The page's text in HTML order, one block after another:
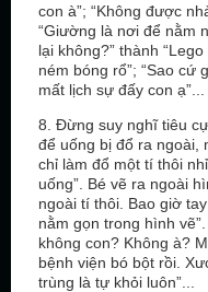
con à”; “Không được
“Giường là nơi để nằm
lại không?” thành
ném bóng rổ”; “Sao cứ
mất lịch sự đấy con ạ”...
8. Đừng suy nghĩ tiêu
để uống bị đổ ra ngoài,
chỉ làm đổ một tí thôi
uống”. Bé vẽ ra ngoài
ngoài tí thôi. Bao giờ
nằm gọn trong hình
không con? Không à?
bệnh viện bó bột rồi.
trùng là tự khỏi luôn”...